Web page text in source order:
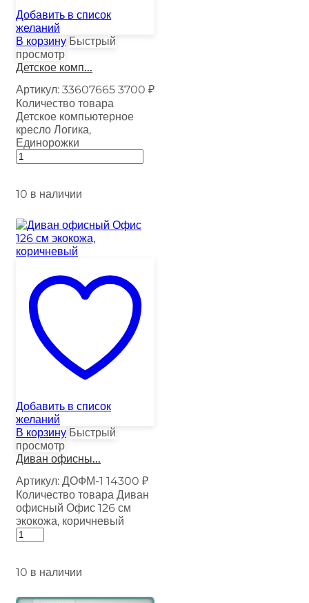
Добавить в список
желаний
В корзину Быстрый
просмотр
Детское комп...
Артикул: 33607665 3700 ₽
Количество товара
Детское компьютерное
кресло Логика,
Единорожки
10 в наличии
Добавить в список
желаний
В корзину Быстрый
просмотр
Диван офисны...
Артикул: ДОФМ-1 14300 ₽
Количество товара Диван
офисный Офис 126 см
экокожа, коричневый
10 в наличии